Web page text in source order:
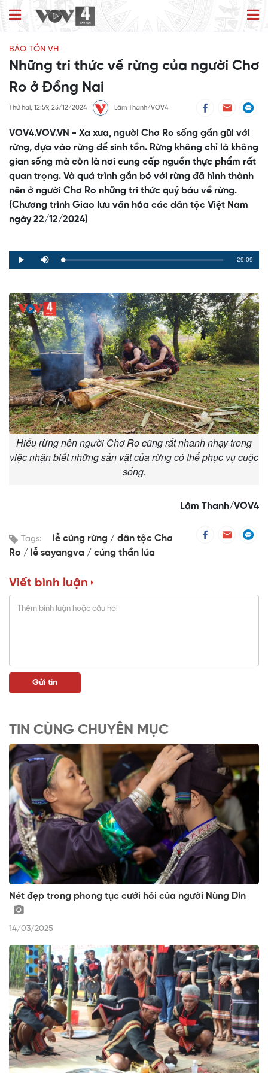
BẢO TỒN VH
Những tri thức về rừng của người Chơ
Ro ở Đồng Nai
Thứ hai, 12:59, 23/12/2024 Lâm Thanh/VOV4
VOV4.VOV.VN - Xa xưa, người Chơ Ro sống gần gũi với
rừng, dựa vào rừng để sinh tồn. Rừng không chỉ là không
gian sống mà còn là nơi cung cấp nguồn thực phẩm rất
quan trọng. Và quá trình gắn bó với rừng đã hình thành
nên ở người Chơ Ro những tri thức quý báu về rừng.
(Chương trình Giao lưu văn hóa các dân tộc Việt Nam
ngày 22/12/2024)
Play Mute Loaded:
0%
Progress:
0%
Remaining
-29:09
Hiểu rừng nên người Chơ Ro cũng rất nhanh nhạy trong
việc nhận biết những sản vật của rừng có thể phục vụ cuộc
sống.
Lâm Thanh/VOV4
Tags: lễ cúng rừng
dân tộc Chơ
Ro
lễ sayangva cúng thần lúa
Viết bình luận
TIN CÙNG CHUYÊN MỤC
Nét đẹp trong phong tục cưới hỏi của người Nùng Dín
14/03/2025